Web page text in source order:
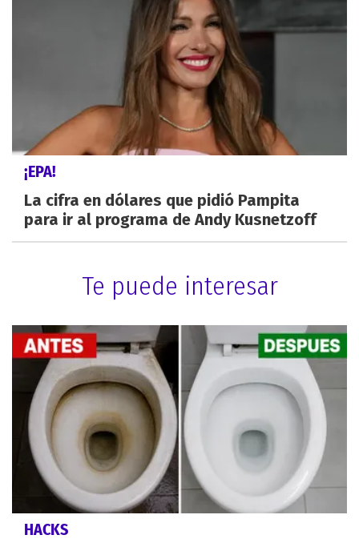
¡EPA!
La cifra en dólares que pidió Pampita
para ir al programa de Andy Kusnetzoff
Te puede interesar
HACKS